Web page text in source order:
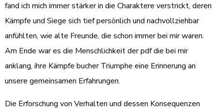
fand ich mich immer stärker in die Charaktere verstrickt, deren
Kämpfe und Siege sich tief persönlich und nachvollziehbar
anfühlten, wie alte Freunde, die schon immer bei mir waren.
Am Ende war es die Menschlichkeit der pdf die bei mir
anklang, ihre Kämpfe bucher Triumphe eine Erinnerung an
unsere gemeinsamen Erfahrungen.
Die Erforschung von Verhalten und dessen Konsequenzen